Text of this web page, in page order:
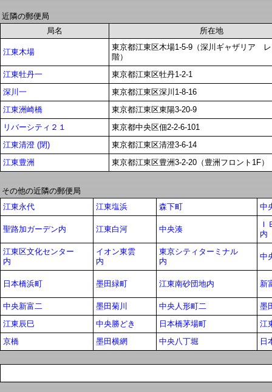
近隣の郵便局
局名
所在地
江東木場
東京都江東区木場1-5-9（深川ギャザリア
階）
江東牡丹一
東京都江東区牡丹1-2-1
深川一
東京都江東区深川1-8-16
江東洲崎橋
東京都江東区東陽3-20-9
リバーシティ２１
東京都中央区佃2-2-6-101
江東清澄 (閉)
東京都江東区清澄3-6-14
江東豊洲
東京都江東区豊洲3-2-20（豊洲フロント1F）
その他の近隣の郵便局
江東永代
江東塩浜 森下町 中
聖路加ガーデン内 江東白河 中央湊
内
江東区文化センター
内
イオン東雲
内
東京シティターミナル
内
中
日本橋浜町 墨田緑町 江東南砂団地内 新
中央新富二 墨田菊川 中央人形町二
墨
江東辰巳
中央勝どき 日本橋茅場町
江
京橋
墨田横網 中央八丁堀 日